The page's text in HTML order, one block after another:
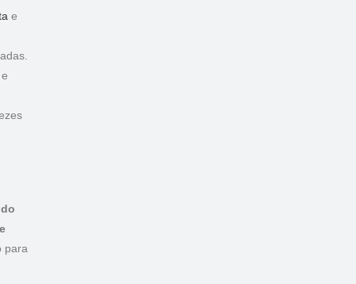
e
para